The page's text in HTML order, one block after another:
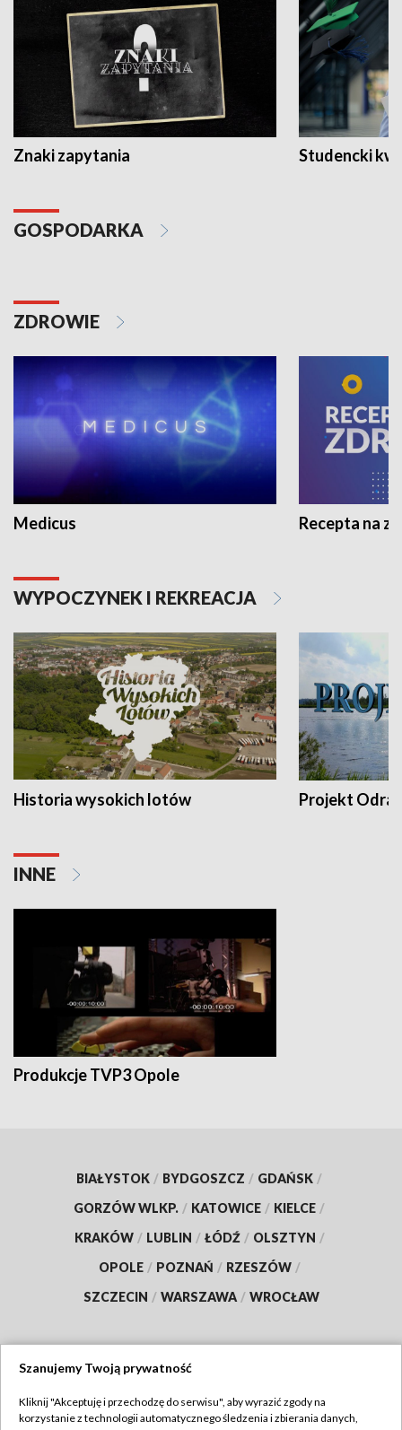
Znaki zapytania Studencki
GOSPODARKA
ZDROWIE
Medicus Recepta na
WYPOCZYNEK I REKREACJA
Historia wysokich lotów Projekt Odra
INNE
Produkcje TVP3 Opole
BIAŁYSTOK / BYDGOSZCZ / GDAŃSK /
GORZÓW WLKP. / KATOWICE / KIELCE /
KRAKÓW / LUBLIN / ŁÓDŹ / OLSZTYN /
OPOLE / POZNAŃ / RZESZÓW /
SZCZECIN / WARSZAWA / WROCŁAW
TVP
Szanujemy Twoją prywatność
Kliknij "Akceptuję i przechodzę do serwisu", aby wyrazić zgody na
korzystanie z technologii automatycznego śledzenia i zbierania danych,